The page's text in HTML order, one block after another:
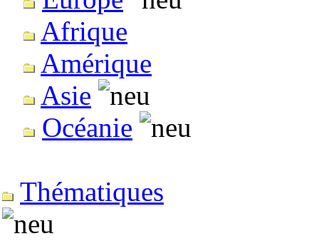
Afrique
Amérique
Asie
Océanie
Thématiques